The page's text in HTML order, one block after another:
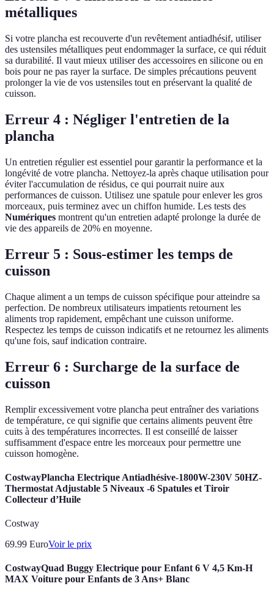
métalliques
Si votre plancha est recouverte d'un revêtement antiadhésif, utiliser
des ustensiles métalliques peut endommager la surface, ce qui réduit
sa durabilité. Il vaut mieux utiliser des accessoires en silicone ou en
bois pour ne pas rayer la surface. De simples précautions peuvent
prolonger la vie de vos ustensiles tout en préservant la qualité de
cuisson.
Erreur 4 : Négliger l'entretien de la
plancha
Un entretien régulier est essentiel pour garantir la performance et la
longévité de votre plancha. Nettoyez-la après chaque utilisation pour
éviter l'accumulation de résidus, ce qui pourrait nuire aux
performances de cuisson. Utilisez une spatule pour enlever les gros
morceaux, puis terminez avec un chiffon humide. Les tests des
Numériques montrent qu'un entretien adapté prolonge la durée de
vie des appareils de 20% en moyenne.
Erreur 5 : Sous-estimer les temps de
cuisson
Chaque aliment a un temps de cuisson spécifique pour atteindre sa
perfection. De nombreux utilisateurs impatients retournent les
aliments trop rapidement, empêchant une cuisson uniforme.
Respectez les temps de cuisson indicatifs et ne retournez les aliments
qu'une fois, sauf indication contraire.
Erreur 6 : Surcharge de la surface de
cuisson
Remplir excessivement votre plancha peut entraîner des variations
de température, ce qui signifie que certains aliments peuvent être
cuits à des températures incorrectes. Il est conseillé de laisser
suffisamment d'espace entre les morceaux pour permettre une
cuisson homogène.
CostwayPlancha Electrique Antiadhésive-1800W-230V 50HZ-
Thermostat Adjustable 5 Niveaux -6 Spatules et Tiroir
Collecteur d’Huile
Costway
69.99 EuroVoir le prix
CostwayQuad Buggy Electrique pour Enfant 6 V 4,5 Km-H
MAX Voiture pour Enfants de 3 Ans+ Blanc